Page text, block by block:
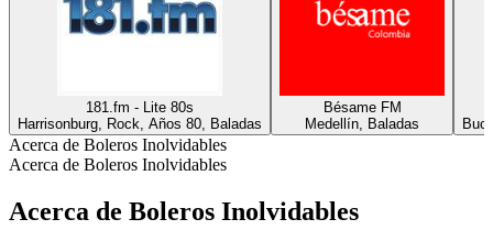
181.fm - Lite 80s
Harrisonburg, Rock, Años 80, Baladas
Bésame FM
Medellín, Baladas
Acerca de Boleros Inolvidables
Acerca de Boleros Inolvidables
Acerca de Boleros Inolvidables